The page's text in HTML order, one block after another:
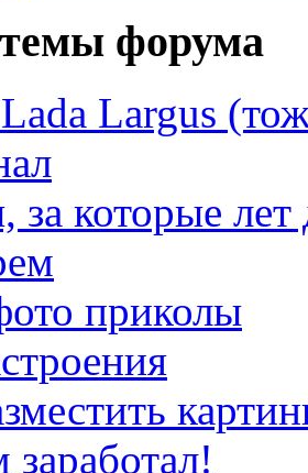
форума
Largus
за которые
приколы